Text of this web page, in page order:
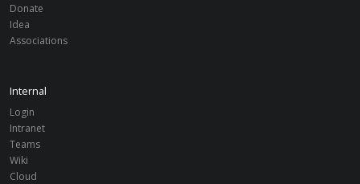
Donate
Idea
Associations
Internal
Login
Intranet
Teams
Wiki
Cloud